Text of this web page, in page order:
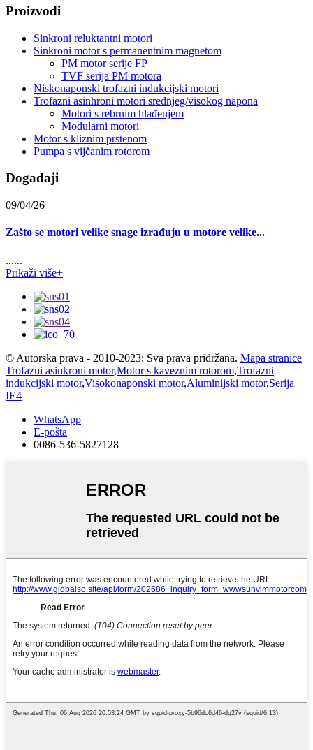
Proizvodi
Sinkroni reluktantni motori
Sinkroni motor s permanentnim magnetom
PM motor serije FP
TVF serija PM motora
Niskonaponski trofazni indukcijski motori
Trofazni asinhroni motori srednjeg/visokog napona
Motori s rebrnim hlađenjem
Modularni motori
Motor s kliznim prstenom
Pumpa s vijčanim rotorom
Događaji
09/04/26
Zašto se motori velike snage izrađuju u motore velike...
......
Prikaži više+
© Autorska prava - 2010-2023: Sva prava pridržana. Mapa stranice
Trofazni asinkroni motor,Motor s kaveznim rotorom,Trofazni
indukcijski motor,Visokonaponski motor,Aluminijski motor,Serija
IE4
WhatsApp
E-pošta
0086-536-5827128